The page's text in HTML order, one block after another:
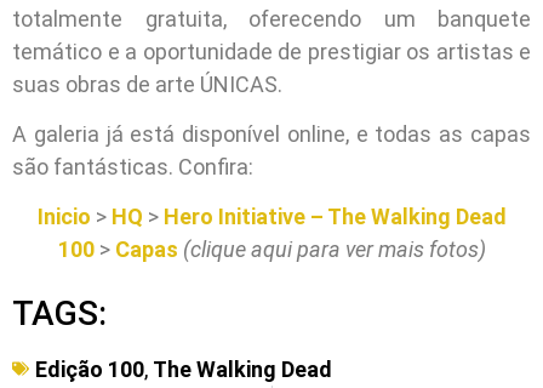
totalmente gratuita, oferecendo um banquete
temático e a oportunidade de prestigiar os artistas e
suas obras de arte ÚNICAS.
A galeria já está disponível online, e todas as capas
são fantásticas. Confira:
Inicio > HQ > Hero Initiative – The Walking Dead
100> Capas (clique aqui para ver mais fotos)
TAGS:
Edição 100, The Walking Dead